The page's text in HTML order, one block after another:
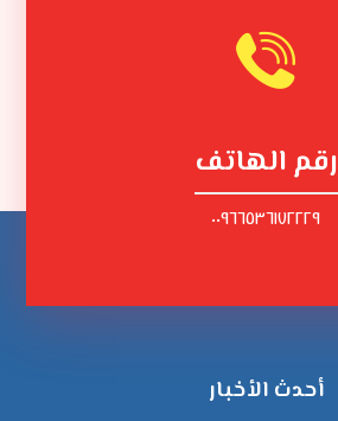
رقم الهاتف
٠٠٩٦٦٥٣٦١٧٢٢٢٩
أحدث الأخبار